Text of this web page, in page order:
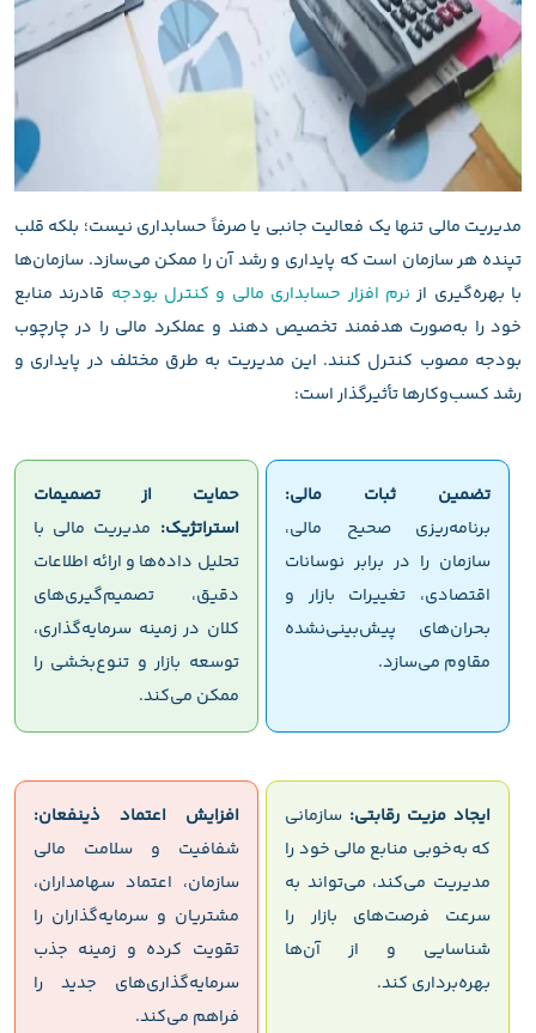
مدیریت مالی تنها یک فعالیت جانبی یا صرفاً حسابداری نیست؛ بلکه قلب
تپنده هر سازمان است که پایداری و رشد آن را ممکن می‌سازد. سازمان‌ها
با بهره‌گیری از نرم افزار حسابداری مالی و کنترل بودجه قادرند منابع
خود را به‌صورت هدفمند تخصیص دهند و عملکرد مالی را در چارچوب
بودجه مصوب کنترل کنند. این مدیریت به طرق مختلف در پایداری و
رشد کسب‌وکارها تأثیرگذار است:
تضمین ثبات مالی:
برنامه‌ریزی صحیح مالی،
سازمان را در برابر نوسانات
اقتصادی، تغییرات بازار و
بحران‌های پیش‌بینی‌نشده
مقاوم می‌سازد.
حمایت از تصمیمات
استراتژیک: مدیریت مالی با
تحلیل داده‌ها و ارائه اطلاعات
دقیق، تصمیم‌گیری‌های
کلان در زمینه سرمایه‌گذاری،
توسعه بازار و تنوع‌بخشی را
ممکن می‌کند.
ایجاد مزیت رقابتی: سازمانی
که به‌خوبی منابع مالی خود را
مدیریت می‌کند، می‌تواند به
سرعت فرصت‌های بازار را
شناسایی و از آن‌ها
بهره‌برداری کند.
افزایش اعتماد ذینفعان:
شفافیت و سلامت مالی
سازمان، اعتماد سهامداران،
مشتریان و سرمایه‌گذاران را
تقویت کرده و زمینه جذب
سرمایه‌گذاری‌های جدید را
فراهم می‌کند.